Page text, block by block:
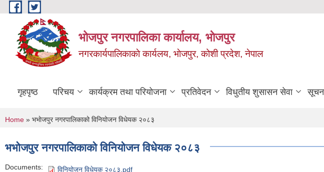
Skip to main content
भोजपुर नगरपालिका कार्यालय, भाेजपुर
नगरकार्यपालिकाकाे कार्यलय, भाेजपुर, कोशी प्रदेश, नेपाल
गृहपृष्ठ परिचय कार्यक्रम तथा परियोजना प्रतिवेदन विधुतीय शुसासन सेवा
You are here
Home » भभाेजपुर नगरपालिकाको विनियोजन विधेयक २०८३
भभाेजपुर नगरपालिकाको विनियोजन विधेयक २०८३
Documents: विनियोजन विधेयक २०८३.pdf